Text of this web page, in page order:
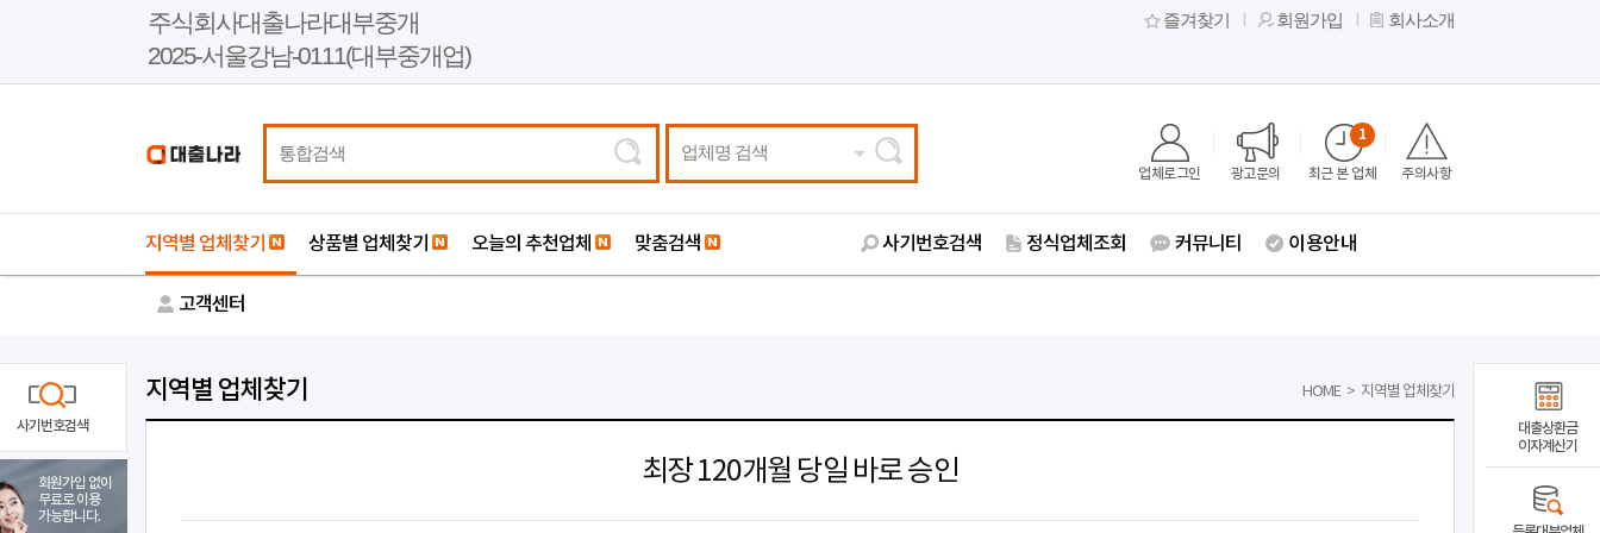
주식회사대출나라대부중개
2025-서울강남-0111(대부중개업)
즐겨찾기 회원가입 회사소개
업체명 검색
업체로그인 광고문의 최근 본 업체
1
주의사항
지역별 업체찾기 상품별 업체찾기 오늘의 추천업체 맞춤검색 사기번호검색 정식업체조회 커뮤니티 이용안내
고객센터
지역별 업체찾기 HOME > 지역별 업체찾기
최장 120개월 당일 바로 승인
사기번호검색
회원가입 없이
무료로 이용
가능합니다.
대출상환금
이자계산기